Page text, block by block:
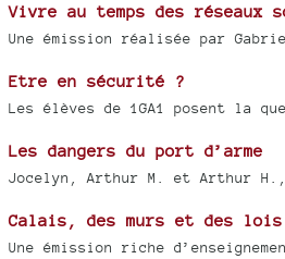
Vivre au temps des réseaux
Une émission réalisée par
Etre en sécurité ?
Les élèves de 1GA1 posent la
Les dangers du port d’arme
Jocelyn, Arthur M. et Arthur
Calais, des murs et des lois
Une émission riche